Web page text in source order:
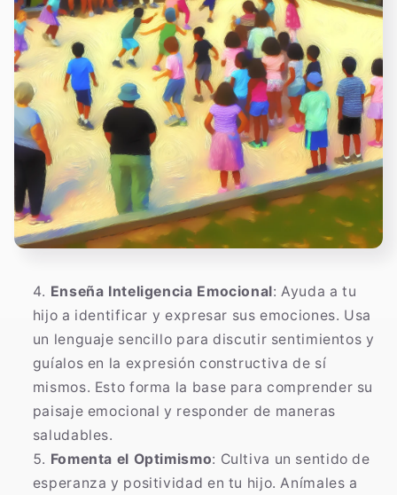
Enseña Inteligencia Emocional: Ayuda a tu
hijo a identificar y expresar sus emociones. Usa
un lenguaje sencillo para discutir sentimientos y
guíalos en la expresión constructiva de sí
mismos. Esto forma la base para comprender su
paisaje emocional y responder de maneras
saludables.
Fomenta el Optimismo: Cultiva un sentido de
esperanza y positividad en tu hijo. Anímales a